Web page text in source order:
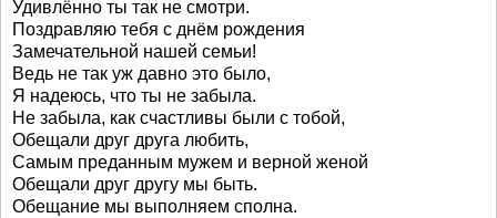
Удивлённо ты так не смотри.
Поздравляю тебя с днём рождения
Замечательной нашей семьи!
Ведь не так уж давно это было,
Я надеюсь, что ты не забыла.
Не забыла, как счастливы были с тобой,
Обещали друг друга любить,
Самым преданным мужем и верной женой
Обещали друг другу мы быть.
Обещание мы выполняем сполна.